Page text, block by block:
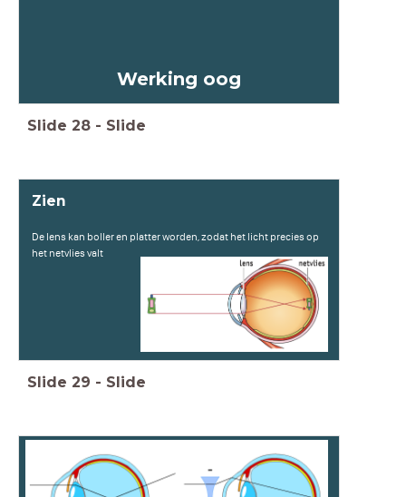
Werking oog
Slide 28 - Slide
Zien
De lens kan boller en platter worden, zodat het licht precies op
het netvlies valt
Slide 29 - Slide